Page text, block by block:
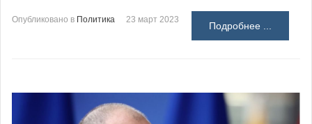
Опубликовано в Политика 23 март 2023
Подробнее ...